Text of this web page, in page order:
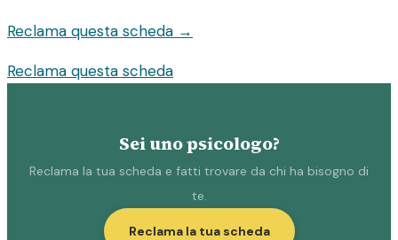
Reclama questa scheda →
Reclama questa scheda
Sei uno psicologo?
Reclama la tua scheda e fatti trovare da chi ha bisogno di
te.
Reclama la tua scheda